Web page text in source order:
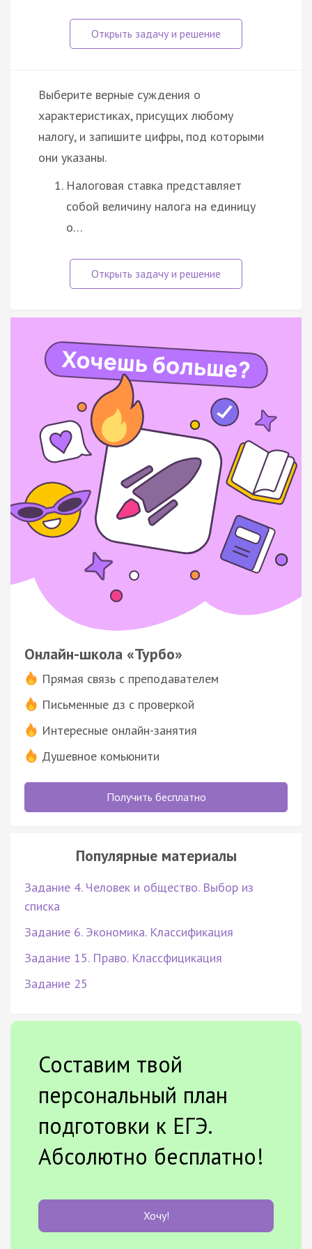
Выберите верные суждения о
характеристиках, присущих любому
налогу, и запишите цифры, под которыми
они указаны.
Налоговая ставка представляет
собой величину налога на единицу
о…
Онлайн-школа «Турбо»
Прямая связь с преподавателем
Письменные дз с проверкой
Интересные онлайн-занятия
Душевное комьюнити
Получить бесплатно
Популярные материалы
Задание 4. Человек и общество. Выбор из
списка
Задание 6. Экономика. Классификация
Задание 15. Право. Классфицикация
Задание 25
Составим твой
персональный план
подготовки к ЕГЭ.
Абсолютно бесплатно!
Хочу!